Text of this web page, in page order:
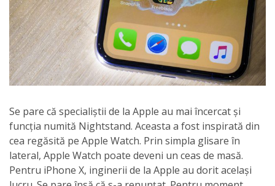
Se pare că specialiștii de la Apple au mai încercat și
funcția numită Nightstand. Aceasta a fost inspirată din
cea regăsită pe Apple Watch. Prin simpla glisare în
lateral, Apple Watch poate deveni un ceas de masă.
Pentru iPhone X, inginerii de la Apple au dorit același